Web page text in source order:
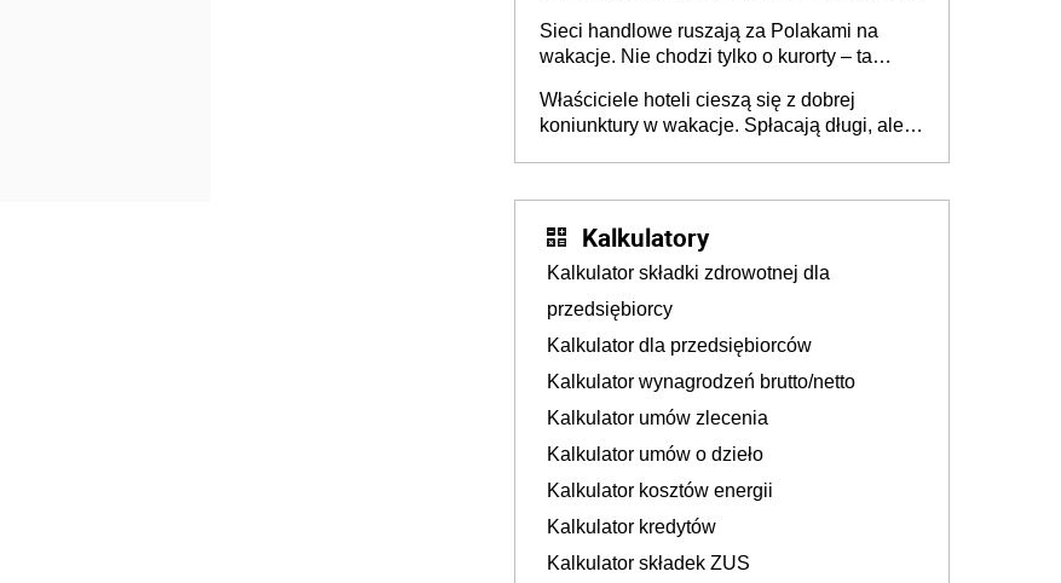
Sieci handlowe ruszają za Polakami na
wakacje. Nie chodzi tylko o kurorty – ta
tam, gdzie wielu spędzi urlop po cichu
Właściciele hoteli cieszą się z dobrej
koniunktury w wakacje. Spłacają długi, ale
Kalkulatory
Kalkulator składki zdrowotnej dla
przedsiębiorcy
Kalkulator dla przedsiębiorców
Kalkulator wynagrodzeń brutto/netto
Kalkulator umów zlecenia
Kalkulator umów o dzieło
Kalkulator kosztów energii
Kalkulator kredytów
Kalkulator składek ZUS